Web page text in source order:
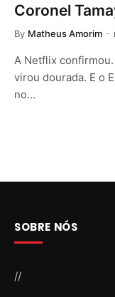
Coronel
By Matheus Amorim
A Netflix
virou dourada. E o
no…
SOBRE NÓS
//